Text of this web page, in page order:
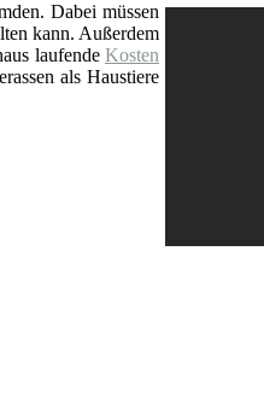
Dabei müssen
kann. Außerdem
laufende Kosten
als Haustiere